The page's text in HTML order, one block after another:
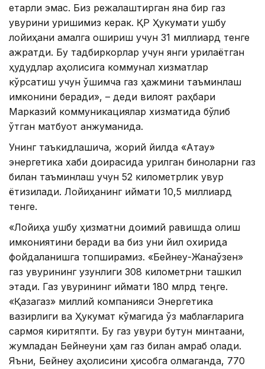
етарли эмас. Биз режалаштирган яна бир газ
қувурини қуришимиз керак. ҚР Ҳукумати ушбу
лойиҳани амалга ошириш учун 31 миллиард тенге
ажратди. Бу тадбиркорлар учун янги қурилаётган
ҳудудлар аҳолисига коммунал хизматлар
кўрсатиш учун қўшимча газ ҳажмини таъминлаш
имконини беради», – деди вилоят раҳбари
Марказий коммуникациялар хизматида бўлиб
ўтган матбуот анжуманида.
Унинг таъкидлашича, жорий йилда «Ақтау»
энергетика хаби доирасида қурилган биноларни газ
билан таъминлаш учун 52 километрлик қувур
ётқизилади. Лойиҳанинг қиймати 10,5 миллиард
тенге.
«Лойиҳа ушбу ҳизматни доимий равишда олиш
имкониятини беради ва биз уни йил охирида
фойдаланишга топширамиз. «Бейнеу-Жанаўзен»
газ қувурининг узунлиги 308 километрни ташкил
этади. Газ қувурининг қиймати 180 млрд теңге.
«Қазақгаз» миллий компанияси Энергетика
вазирлиги ва Ҳукумат кўмагида ўз маблағларига
сармоя киритяпти. Бу газ қувури бутун минтақани,
жумладан Бейнеуни ҳам газ билан қамраб олади.
Яъни, Бейнеу аҳолисини ҳисобга олмаганда, 770